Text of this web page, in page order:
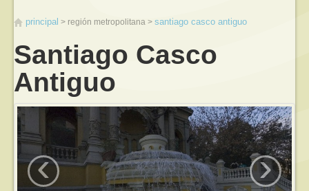
principal región metropolitana santiago casco antiguo
Santiago Casco
Antiguo
‹ ›